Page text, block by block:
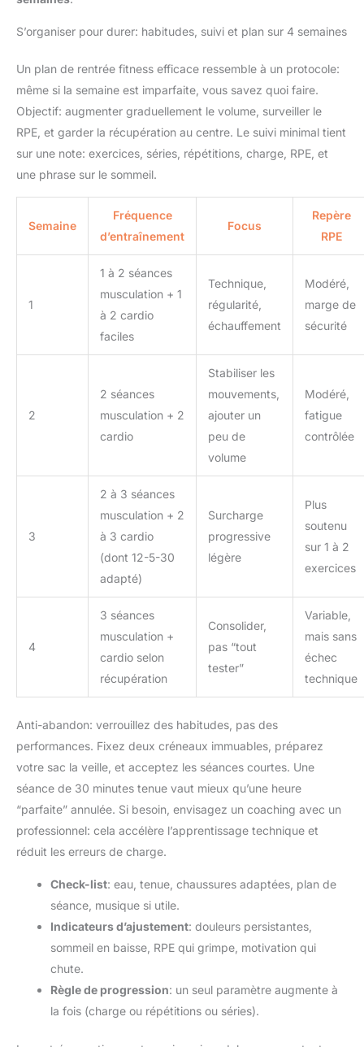
constante.
[Santé 24/7 :
Capteur Optique Haute
bien-être avec notre capteur
optique avancé de nouvelle
génération. Cette montre
assure un suivi continu 24h/24
du taux d'oxygène dans le sang
(SpO2). Le système émet une
alerte automatique en cas
d'anomalie du rythme
proactive. Ces mesures
précises aident à comprendre
l'impact de vos activités sur
votre forme. Note : Ce produit
indicatif pour le suivi du fitness
une gestion simplifiée de votre
capital santé au quotidien.
Cycle Féminin] Optimisez votre
et moments d'éveil. Cette
montre femme connectée innove
également avec un
enregistrement de l'humeur
cycle menstruel, offrent une
physique et émotionnel. Profitez
d'exercices de respiration
guidés pour retrouver la
sérénité. Cette montre
reprendre le contrôle sur votre
[Batterie 500mAh &
Étanchéité 1ATM Robuste] Dites
batterie de 500mAh : 30 jours
intensif, 7 à 15 jours en usage
jusqu'à 10 mètres), cette
smartwatch est idéale pour le
lavage des mains, la pluie, la
évitez le contact avec l'eau
ou les produits chimiques
(savon, gel douche). Son
bracelet en TPU premium
garantit un confort supérieur
robustesse en fait le partenaire
nautiques, sans jamais vous
laisser tomber au quotidien.
Cadeau Idéal pour Tous]
Entièrement compatible avec
Android 6.0+ et iOS 9.0+, cette
montre connectée s'intègre
smartphones modernes. Elle
assistant vocal, calculatrice,
S’organiser pour durer: habitudes, suivi et plan sur 4 semaines
Un plan de rentrée fitness efficace ressemble à un protocole:
même si la semaine est imparfaite, vous savez quoi faire.
Objectif: augmenter graduellement le volume, surveiller le
RPE, et garder la récupération au centre. Le suivi minimal tient
sur une note: exercices, séries, répétitions, charge, RPE, et
une phrase sur le sommeil.
Semaine
Fréquence
d’entraînement
Focus
Repère
RPE
1
1 à 2 séances
musculation + 1
à 2 cardio
faciles
Technique,
régularité,
échauffement
Modéré,
marge de
sécurité
2
2 séances
musculation + 2
cardio
Stabiliser les
mouvements,
ajouter un
peu de
volume
Modéré,
fatigue
contrôlée
3
2 à 3 séances
musculation + 2
à 3 cardio
(dont 12-5-30
adapté)
Surcharge
progressive
légère
Plus
soutenu
sur 1 à 2
exercices
4
3 séances
musculation +
cardio selon
récupération
Consolider,
pas “tout
tester”
Variable,
mais sans
échec
technique
Anti-abandon: verrouillez des habitudes, pas des
performances. Fixez deux créneaux immuables, préparez
votre sac la veille, et acceptez les séances courtes. Une
séance de 30 minutes tenue vaut mieux qu’une heure
“parfaite” annulée. Si besoin, envisagez un coaching avec un
professionnel: cela accélère l’apprentissage technique et
réduit les erreurs de charge.
Check-list: eau, tenue, chaussures adaptées, plan de
séance, musique si utile.
Indicateurs d’ajustement: douleurs persistantes,
sommeil en baisse, RPE qui grimpe, motivation qui
chute.
Règle de progression: un seul paramètre augmente à
la fois (charge ou répétitions ou séries).